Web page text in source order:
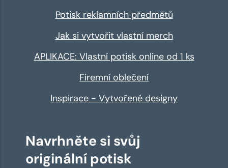
Potisk reklamních předmětů
Jak si vytvořit vlastní merch
APLIKACE: Vlastní potisk online od 1 ks
Firemní oblečení
Inspirace - Vytvořené designy
Navrhněte si svůj
originální potisk